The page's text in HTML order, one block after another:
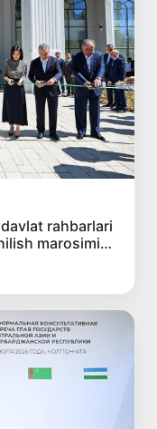
rahbarlari
marosimida